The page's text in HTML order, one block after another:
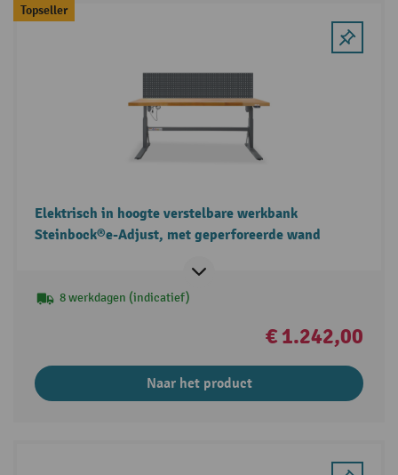
Topseller
Elektrisch in hoogte verstelbare werkbank
Steinbock®e-Adjust, met geperforeerde wand
8 werkdagen (indicatief)
€ 1.242,00
Naar het product